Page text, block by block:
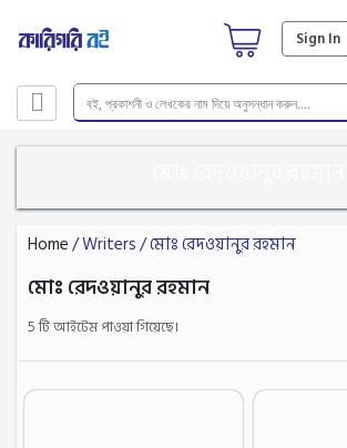
Sign In
Home/ Writers / মোঃ রেদওয়ানুর রহমান
মোঃ রেদওয়ানুর রহমান
5 টি আইটেম পাওয়া গিয়েছে।